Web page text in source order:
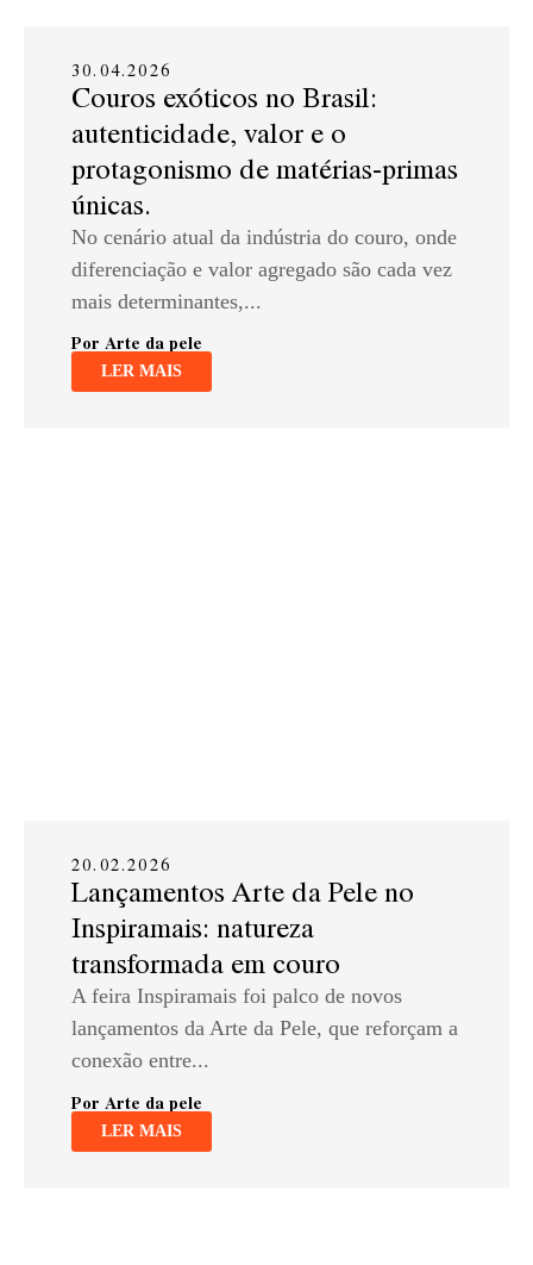
30.04.2026
Couros exóticos no Brasil:
autenticidade, valor e o
protagonismo de matérias-primas
únicas.
No cenário atual da indústria do couro, onde
diferenciação e valor agregado são cada vez
mais determinantes,...
Por Arte da pele
LER MAIS
20.02.2026
Lançamentos Arte da Pele no
Inspiramais: natureza
transformada em couro
A feira Inspiramais foi palco de novos
lançamentos da Arte da Pele, que reforçam a
conexão entre...
Por Arte da pele
LER MAIS